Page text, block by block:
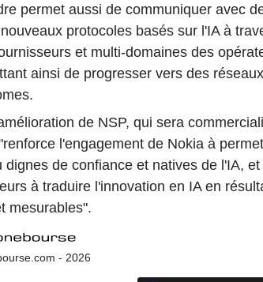
permet aussi de communiquer avec
protocoles basés sur l'IA à
et multi-domaines des
ainsi de progresser vers des
de NSP, qui sera
l'engagement de Nokia à
dignes de confiance et natives de l'IA,
à traduire l'innovation en IA en
mesurables".
- 2026